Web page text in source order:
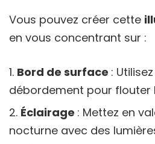
Vous pouvez créer cette
en vous concentrant sur :
Bord de surface :
débordement pour flouter
Éclairage : Mettez en
nocturne avec des